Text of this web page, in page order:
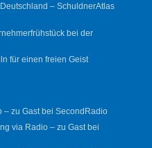
– SchuldnerAtlas
bei der
für einen freien Geist
– zu Gast bei SecondRadio
via Radio – zu Gast bei